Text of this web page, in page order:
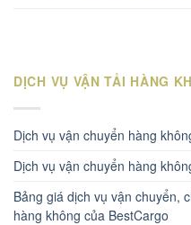
DỊCH VỤ VẬN TẢI HÀNG
Dịch vụ vận chuyển hàng
Dịch vụ vận chuyển hàng
Bảng giá dịch vụ vận chuyển,
hàng không của BestCargo